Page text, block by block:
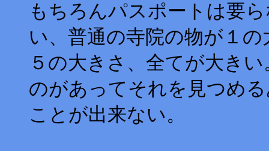
もちろんパスポートは要
い、普通の寺院の物が１
５の大きさ、全てが大き
のがあってそれを見つめ
ことが出来ない。